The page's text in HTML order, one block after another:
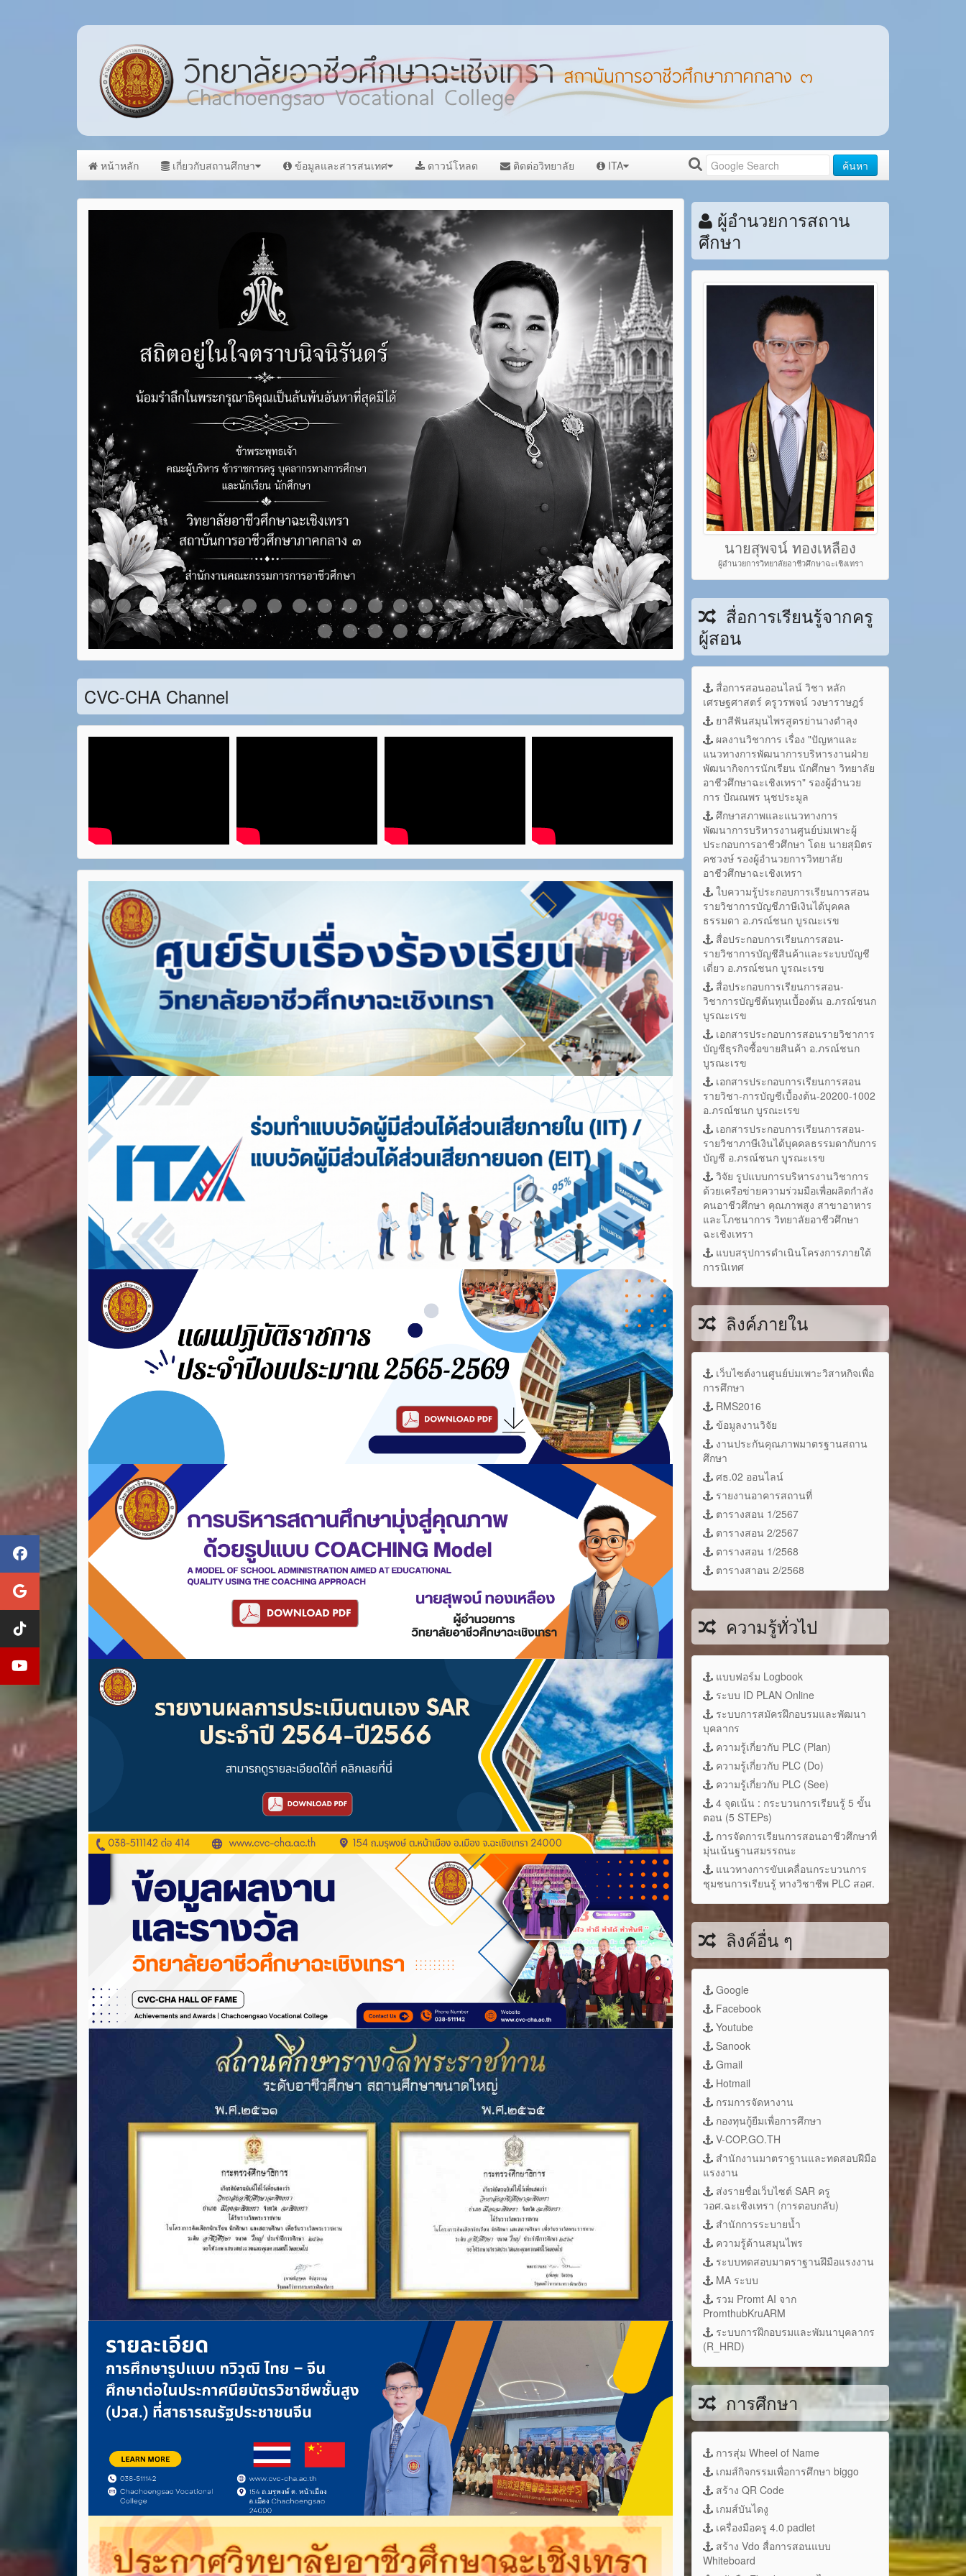
หน้าหลัก เกี่ยวกับสถานศึกษา ข้อมูลและสารสนเทศ ดาวน์โหลด ติดต่อวิทยาลัย ITA ค้นหา
Item 1Item 2Item 3Item 4Item 5Item 6 Item 7 Item 8Item 9 Item 10Item 11Item 12Item 13Item 14Item 15Item 16Item 17Item 18Item 19Item 20Item 21Item 22Item 23
Item 24Item 25Item 26Item 27Item 28
CVC-CHA Channel
ผู้อำนวยการสถาน
ศึกษา
นายสุพจน์ ทองเหลือง
ผู้อำนวยการวิทยาลัยอาชีวศึกษาฉะเชิงเทรา
สื่อการเรียนรู้จากครู
ผู้สอน
สื่อการสอนออนไลน์ วิชา หลัก
เศรษฐศาสตร์ ครูวรพจน์ วงษาราษฎร์
ยาสีฟันสมุนไพรสูตรย่านางตำลุง
ผลงานวิชาการ เรื่อง "ปัญหาและ
แนวทางการพัฒนาการบริหารงานฝ่าย
พัฒนากิจการนักเรียน นักศึกษา วิทยาลัย
อาชีวศึกษาฉะเชิงเทรา" รองผู้อำนวย
การ ปัณณพร นุชประมูล
ศึกษาสภาพและแนวทางการ
พัฒนาการบริหารงานศูนย์บ่มเพาะผู้
ประกอบการอาชีวศึกษา โดย นายสุมิตร
คชวงษ์ รองผู้อำนวยการวิทยาลัย
อาชีวศึกษาฉะเชิงเทรา
ใบความรู้ประกอบการเรียนการสอน
รายวิชาการบัญชีภาษีเงินได้บุคคล
ธรรมดา อ.ภรณ์ชนก บูรณะเรข
สื่อประกอบการเรียนการสอน-
รายวิชาการบัญชีสินค้าและระบบบัญชี
เดี่ยว อ.ภรณ์ชนก บูรณะเรข
สื่อประกอบการเรียนการสอน-
วิชาการบัญชีต้นทุนเบื้องต้น อ.ภรณ์ชนก
บูรณะเรข
เอกสารประกอบการสอนรายวิชาการ
บัญชีธุรกิจซื้อขายสินค้า อ.ภรณ์ชนก
บูรณะเรข
เอกสารประกอบการเรียนการสอน
รายวิชา-การบัญชีเบื้องต้น-20200-1002
อ.ภรณ์ชนก บูรณะเรข
เอกสารประกอบการเรียนการสอน-
รายวิชาภาษีเงินได้บุคคลธรรมดากับการ
บัญชี อ.ภรณ์ชนก บูรณะเรข
วิจัย รูปแบบการบริหารงานวิชาการ
ด้วยเครือข่ายความร่วมมือเพื่อผลิตกำลัง
คนอาชีวศึกษา คุณภาพสูง สาขาอาหาร
และโภชนาการ วิทยาลัยอาชีวศึกษา
ฉะเชิงเทรา
แบบสรุปการดำเนินโครงการภายใต้
การนิเทศ
ลิงค์ภายใน
เว็บไซต์งานศูนย์บ่มเพาะวิสาหกิจเพื่อ
การศึกษา
RMS2016
ข้อมูลงานวิจัย
งานประกันคุณภาพมาตรฐานสถาน
ศึกษา
ศธ.02 ออนไลน์
รายงานอาคารสถานที่
ตารางสอน 1/2567
ตารางสอน 2/2567
ตารางสอน 1/2568
ตารางสาอน 2/2568
ความรู้ทั่วไป
แบบฟอร์ม Logbook
ระบบ ID PLAN Online
ระบบการสมัครฝึกอบรมและพัฒนา
บุคลากร
ความรู้เกี่ยวกับ PLC (Plan)
ความรู้เกี่ยวกับ PLC (Do)
ความรู้เกี่ยวกับ PLC (See)
4 จุดเน้น : กระบวนการเรียนรู้ 5 ขั้น
ตอน (5 STEPs)
การจัดการเรียนการสอนอาชีวศึกษาที่
มุ่นเน้นฐานสมรรถนะ
แนวทางการขับเคลื่อนกระบวนการ
ชุมชนการเรียนรู้ ทางวิชาชีพ PLC สอศ.
ลิงค์อื่น ๆ
Google
Facebook
Youtube
Sanook
Gmail
Hotmail
กรมการจัดหางาน
กองทุนกู้ยืมเพื่อการศึกษา
V-COP.GO.TH
สำนักงานมาตราฐานและทดสอบฝีมือ
แรงงาน
ส่งรายชื่อเว็บไซต์ SAR ครู
วอศ.ฉะเชิงเทรา (การตอบกลับ)
สำนักการระบายน้ำ
ความรู้ด้านสมุนไพร
ระบบทดสอบมาตราฐานฝึมือแรงงาน
MA ระบบ
รวม Promt AI จาก
PromthubKruARM
ระบบการฝึกอบรมและพัมนาบุคลากร
(R_HRD)
การศึกษา
การสุ่ม Wheel of Name
เกมส์กิจกรรมเพื่อการศึกษา biggo
สร้าง QR Code
เกมส์บันไดงู
เครื่องมือครู 4.0 padlet
สร้าง Vdo สื่อการสอนแบบ
Whiteboard